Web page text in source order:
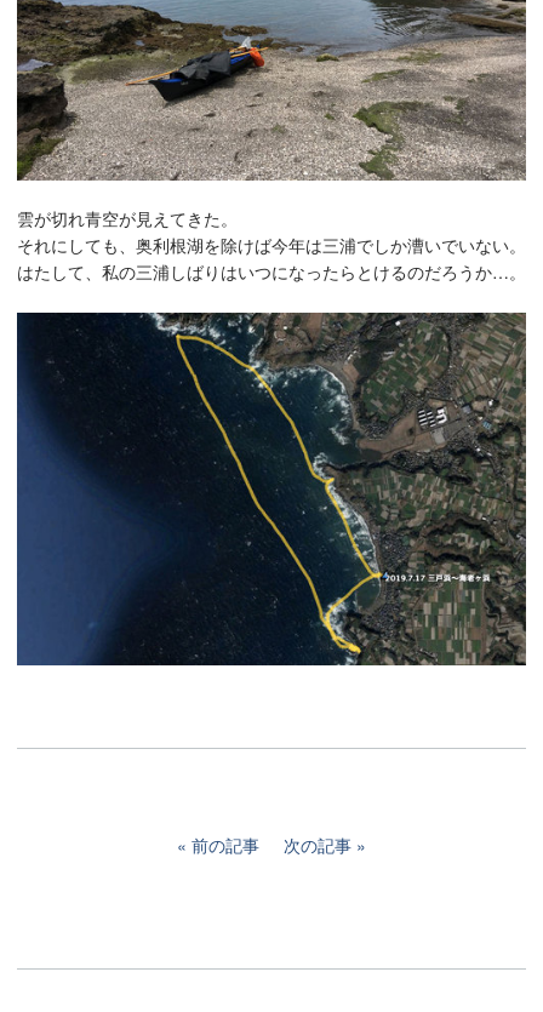
雲が切れ青空が見えてきた。
それにしても、奥利根湖を除けば今年は三浦でしか漕いでいない。
はたして、私の三浦しばりはいつになったらとけるのだろうか…。
前の記事 次の記事